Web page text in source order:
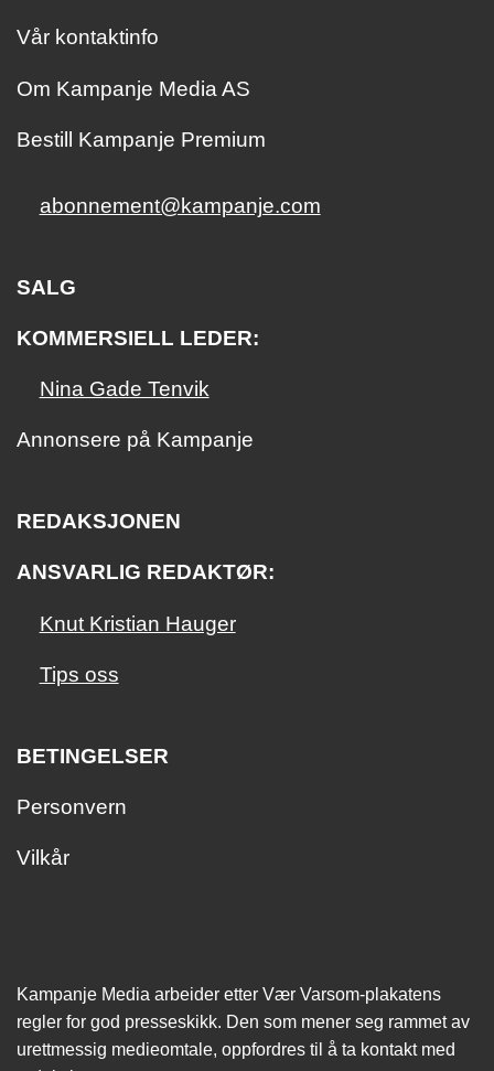
Vår kontaktinfo
Om Kampanje Media AS
Bestill Kampanje Premium
abonnement@kampanje.com
SALG
KOMMERSIELL LEDER:
Nina Gade Tenvik
Annonsere på Kampanje
REDAKSJONEN
ANSVARLIG REDAKTØR:
Knut Kristian Hauger
Tips oss
BETINGELSER
Personvern
Vilkår
Kampanje Media arbeider etter Vær Varsom-plakatens
regler for god presseskikk. Den som mener seg rammet av
urettmessig medie­omtale, oppfordres til å ta kontakt med